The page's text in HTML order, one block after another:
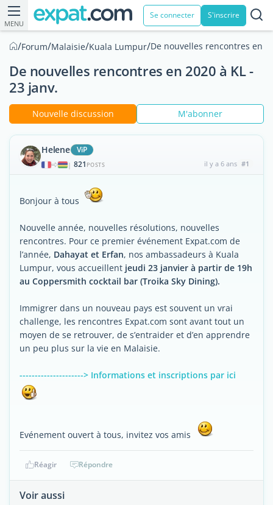
MENU
Se connecter S'inscrire
/Forum/Malaisie/Kuala Lumpur/De nouvelles rencontres en
De nouvelles rencontres en 2020 à KL -
23 janv.
Nouvelle discussion M'abonner
Helene ViP
| 821 POSTS il y a 6 ans #1
Bonjour à tous
Nouvelle année, nouvelles résolutions, nouvelles
rencontres. Pour ce premier événement Expat.com de
l’année, Dahayat et Erfan, nos ambassadeurs à Kuala
Lumpur, vous accueillent jeudi 23 janvier à partir de 19h
au Coppersmith cocktail bar (Troika Sky Dining).
Immigrer dans un nouveau pays est souvent un vrai
challenge, les rencontres Expat.com sont avant tout un
moyen de se retrouver, de s’entraider et d’en apprendre
un peu plus sur la vie en Malaisie.
---------------------> Informations et inscriptions par ici
Evénement ouvert à tous, invitez vos amis
Réagir Répondre
Voir aussi